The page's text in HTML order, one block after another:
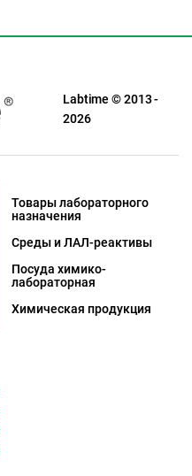
Labtime © 2013 -
2026
Товары лабораторного
назначения
Среды и ЛАЛ-реактивы
Посуда химико-
лабораторная
Химическая продукция